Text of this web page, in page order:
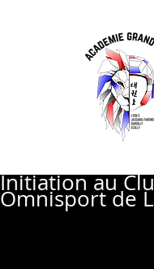
Initiation au
Omnisport de